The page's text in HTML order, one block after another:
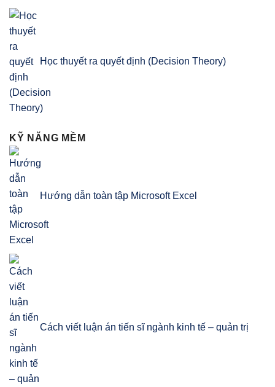
Học thuyết ra quyết định (Decision Theory)
KỸ NĂNG MỀM
Hướng dẫn toàn tập Microsoft Excel
Cách viết luận án tiến sĩ ngành kinh tế – quản trị